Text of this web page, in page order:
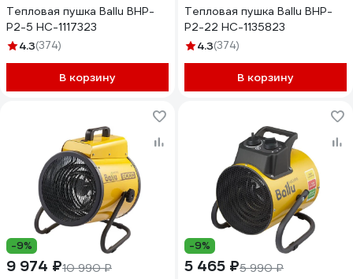
Тепловая пушка Ballu BHP-
P2-5 НС-1117323
4.3(374)
В корзину
Тепловая пушка Ballu BHP-
P2-22 НС-1135823
4.3(374)
В корзину
-9%
9 974 ₽10 990 ₽
-9%
5 465 ₽5 990 ₽